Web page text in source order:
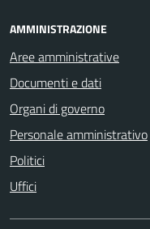
AMMINISTRAZIONE
Aree amministrative
Documenti e dati
Organi di governo
Personale amministrativo
Politici
Uffici